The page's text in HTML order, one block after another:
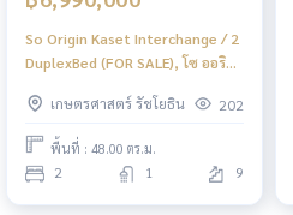
So Origin Kaset Interchange / 2
DuplexBed (FOR SALE), โซ ออริจิ้น
(ขาย) PINP220
เกษตรศาสตร์ รัชโยธิน 202
พื้นที่ : 48.00 ตร.ม.
2 1 9